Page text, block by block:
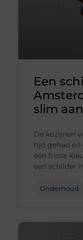
Een
slim aan
De kozijnen
tijd gehad en
een frisse
een schilder
Onderhoud